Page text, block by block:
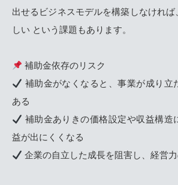
出せるビジネスモデルを構築しなけれ
しい という課題もあります。
補助金依存のリスク
補助金がなくなると、事業が成り立
ある
補助金ありきの価格設定や収益構造
益が出にくくなる
企業の自立した成長を阻害し、経営